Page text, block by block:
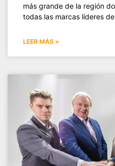
más grande de la región
todas las marcas líderes
LEER MÁS »